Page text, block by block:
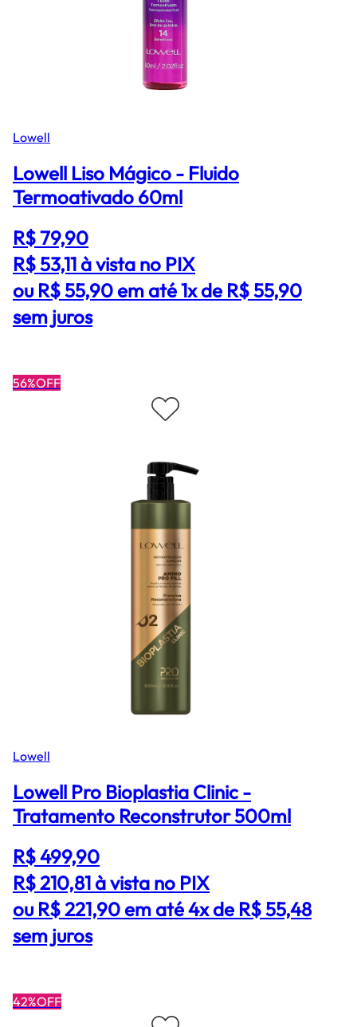
Lowell
Lowell Liso Mágico - Fluido
Termoativado 60ml
R$ 79,90
R$ 53,11à vista no PIX
ou R$ 55,90 em até 1x de R$ 55,90
sem juros
56%OFF
Lowell
Lowell Pro Bioplastia Clinic -
Tratamento Reconstrutor 500ml
R$ 499,90
R$ 210,81à vista no PIX
ou R$ 221,90 em até 4x de R$ 55,48
sem juros
42%OFF